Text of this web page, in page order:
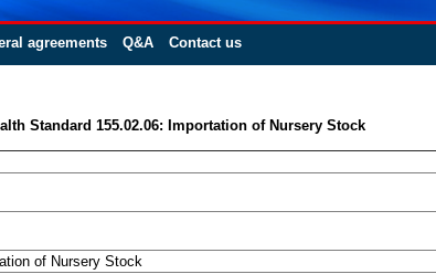
agreements Q&A Contact us
Standard 155.02.06: Importation of Nursery Stock
of Nursery Stock